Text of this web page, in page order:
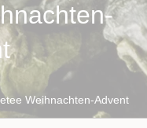
Weihnachten-Advent